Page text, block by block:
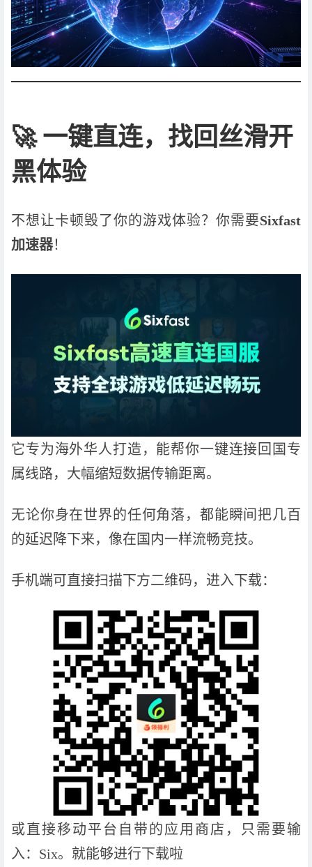
🚀 一键直连，找回丝滑开
黑体验
不想让卡顿毁了你的游戏体验？你需要Sixfast
加速器！
它专为海外华人打造，能帮你一键连接回国专
属线路，大幅缩短数据传输距离。
无论你身在世界的任何角落，都能瞬间把几百
的延迟降下来，像在国内一样流畅竞技。
手机端可直接扫描下方二维码，进入下载：
或直接移动平台自带的应用商店，只需要输
入：Six。就能够进行下载啦